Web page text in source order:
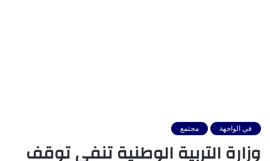
في الواجهة مجتمع
وزارة التربية الوطنية تنفي توقف